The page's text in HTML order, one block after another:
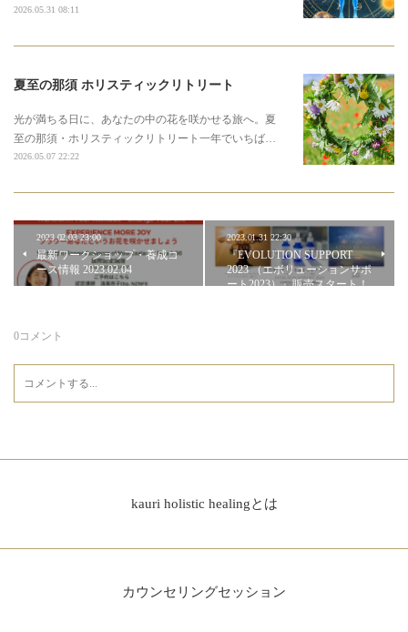
2026.05.31 08:11
夏至の那須 ホリスティックリトリート
光が満ちる日に、あなたの中の花を咲かせる旅へ。夏
至の那須・ホリスティックリトリート一年でいちば…
2026.05.07 22:22
2023.02.03 23:00
最新ワークショップ・養成コ
ース情報 2023.02.04
2023.01.31 22:30
『EVOLUTION SUPPORT
2023 （エボリューションサポ
ート2023）』販売スタート！
0コメント
kauri holistic healingとは
カウンセリングセッション